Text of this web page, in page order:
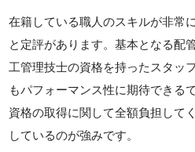
在籍している職人のスキルが非常
と定評があります。基本となる配
工管理技士の資格を持ったスタッ
もパフォーマンス性に期待できる
資格の取得に関して全額負担して
しているのが強みです。